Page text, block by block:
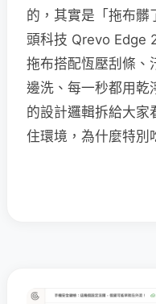
的，其實是「拖布髒
頭科技 Qrevo Edge
拖布搭配恆壓刮條、
邊洗、每一秒都用乾
的設計邏輯拆給大家
住環境，為什麼特別